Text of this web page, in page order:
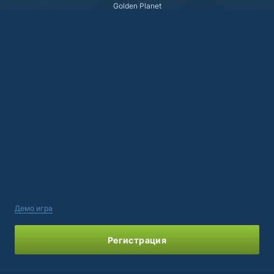
Golden Planet
Демо игра
Регистрация